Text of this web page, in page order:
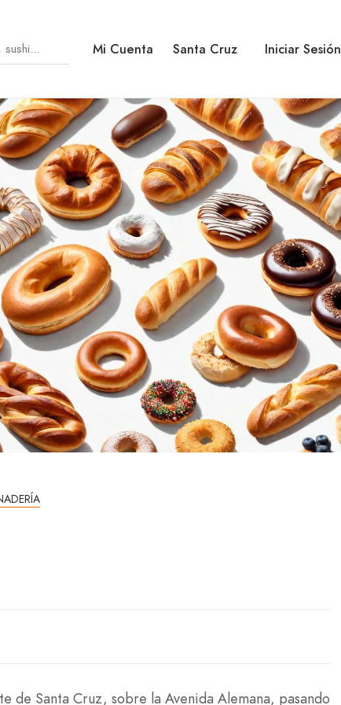
Mi Cuenta Santa Cruz Iniciar Sesión
de Santa Cruz, sobre la Avenida Alemana, pasando